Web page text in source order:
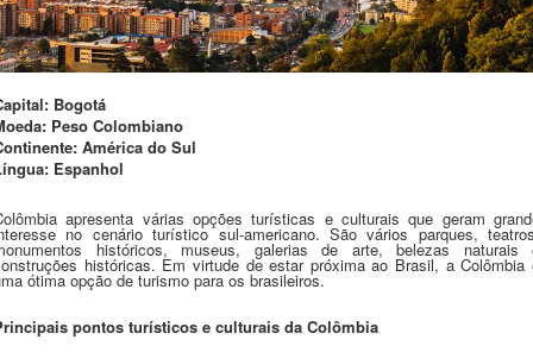
Bogotá
Peso Colombiano
América do Sul
Espanhol
apresenta várias opções turísticas e culturais que geram
no cenário turístico sul-americano. São vários parques,
históricos, museus, galerias de arte, belezas naturais
históricas. Em virtude de estar próxima ao Brasil, a Colômbia
ótima opção de turismo para os brasileiros.
pontos turísticos e culturais da Colômbia